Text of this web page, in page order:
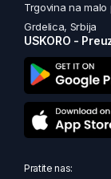
Trgovina na
Grdelica, Srbija
USKORO -
Pratite nas: